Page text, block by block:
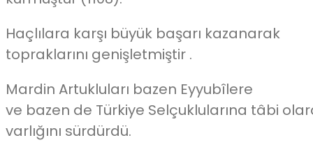
Haçlılara karşı büyük başarı kazanarak
topraklarını genişletmiştir .
Mardin Artukluları bazen Eyyubîlere
ve bazen de Türkiye Selçuklularına tâbi
varlığını sürdürdü.